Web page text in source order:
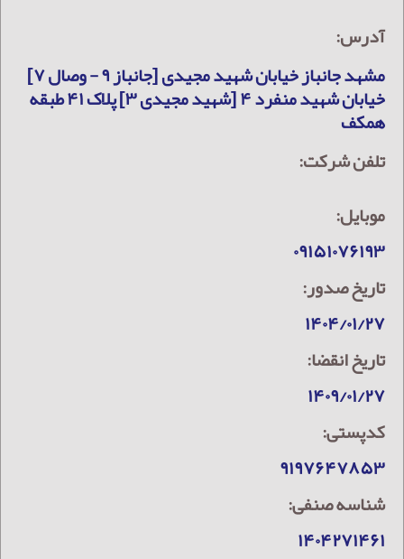
آدرس:
مشهد جانباز خیابان شهید مجیدی [جانباز ۹ - وصال ۷]
خیابان شهید منفرد ۴ [شهید مجیدی ۳] پلاک ۴۱ طبقه
همکف
تلفن شرکت:
موبایل:
۰۹۱۵۱۰۷۶۱۹۳
تاریخ صدور:
۱۴۰۴/۰۱/۲۷
تاریخ انقضا:
۱۴۰۹/۰۱/۲۷
کدپستی:
۹۱۹۷۶۴۷۸۵۳
شناسه صنفی:
۱۴۰۴۲۷۱۴۶۱